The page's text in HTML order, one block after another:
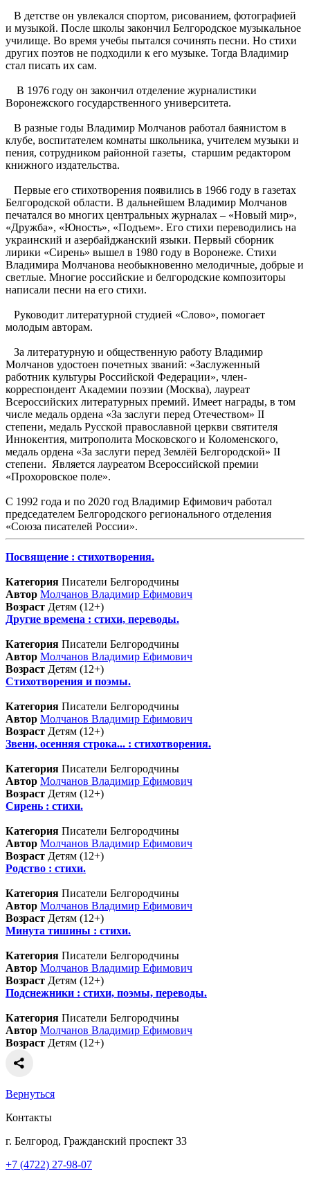
В детстве он увлекался спортом, рисованием, фотографией
и музыкой. После школы закончил Белгородское музыкальное
училище. Во время учебы пытался сочинять песни. Но стихи
других поэтов не подходили к его музыке. Тогда Владимир
стал писать их сам.
В 1976 году он закончил отделение журналистики
Воронежского государственного университета.
В разные годы Владимир Молчанов работал баянистом в
клубе, воспитателем комнаты школьника, учителем музыки и
пения, сотрудником районной газеты, старшим редактором
книжного издательства.
Первые его стихотворения появились в 1966 году в газетах
Белгородской области. В дальнейшем Владимир Молчанов
печатался во многих центральных журналах – «Новый мир»,
«Дружба», «Юность», «Подъем». Его стихи переводились на
украинский и азербайджанский языки. Первый сборник
лирики «Сирень» вышел в 1980 году в Воронеже. Стихи
Владимира Молчанова необыкновенно мелодичные, добрые и
светлые. Многие российские и белгородские композиторы
написали песни на его стихи.
Руководит литературной студией «Слово», помогает
молодым авторам.
За литературную и общественную работу Владимир
Молчанов удостоен почетных званий: «Заслуженный
работник культуры Российской Федерации», член-
корреспондент Академии поэзии (Москва), лауреат
Всероссийских литературных премий. Имеет награды, в том
числе медаль ордена «За заслуги перед Отечеством» II
степени, медаль Русской православной церкви святителя
Иннокентия, митрополита Московского и Коломенского,
медаль ордена «За заслуги перед Землёй Белгородской» II
степени. Является лауреатом Всероссийской премии
«Прохоровское поле».
С 1992 года и по 2020 год Владимир Ефимович работал
председателем Белгородского регионального отделения
«Союза писателей России».
Посвящение : стихотворения.
Категория Писатели Белгородчины
Автор Молчанов Владимир Ефимович
Возраст Детям (12+)
Другие времена : стихи, переводы.
Категория Писатели Белгородчины
Автор Молчанов Владимир Ефимович
Возраст Детям (12+)
Стихотворения и поэмы.
Категория Писатели Белгородчины
Автор Молчанов Владимир Ефимович
Возраст Детям (12+)
Звени, осенняя строка... : стихотворения.
Категория Писатели Белгородчины
Автор Молчанов Владимир Ефимович
Возраст Детям (12+)
Сирень : стихи.
Категория Писатели Белгородчины
Автор Молчанов Владимир Ефимович
Возраст Детям (12+)
Родство : стихи.
Категория Писатели Белгородчины
Автор Молчанов Владимир Ефимович
Возраст Детям (12+)
Минута тишины : стихи.
Категория Писатели Белгородчины
Автор Молчанов Владимир Ефимович
Возраст Детям (12+)
Подснежники : стихи, поэмы, переводы.
Категория Писатели Белгородчины
Автор Молчанов Владимир Ефимович
Возраст Детям (12+)
Вернуться
Контакты
г. Белгород, Гражданский проспект 33
+7 (4722) 27-98-07